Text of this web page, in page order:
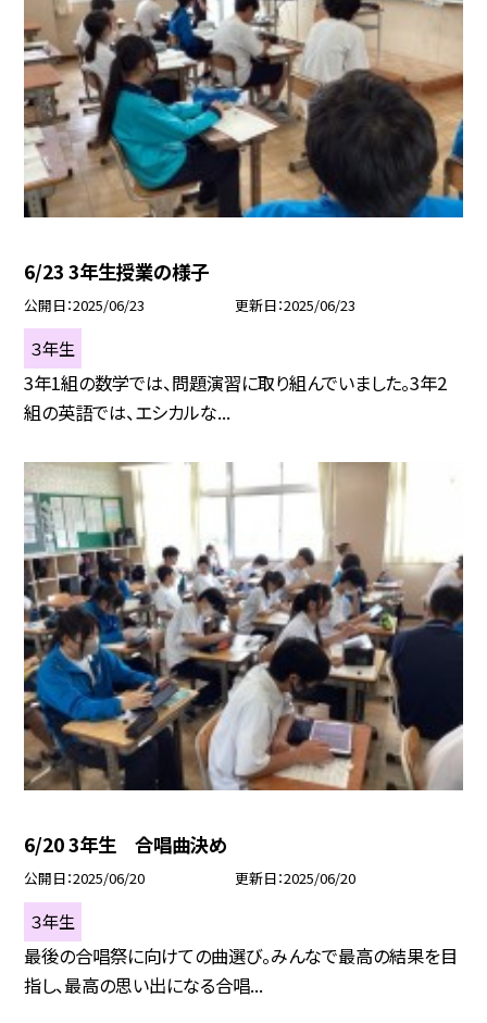
6/23 3年生授業の様子
公開日 2025/06/23 更新日 2025/06/23
３年生
3年1組の数学では、問題演習に取り組んでいました。3年2
組の英語では、エシカルな...
6/20 3年生 合唱曲決め
公開日 2025/06/20 更新日 2025/06/20
３年生
最後の合唱祭に向けての曲選び。みんなで最高の結果を目
指し、最高の思い出になる合唱...